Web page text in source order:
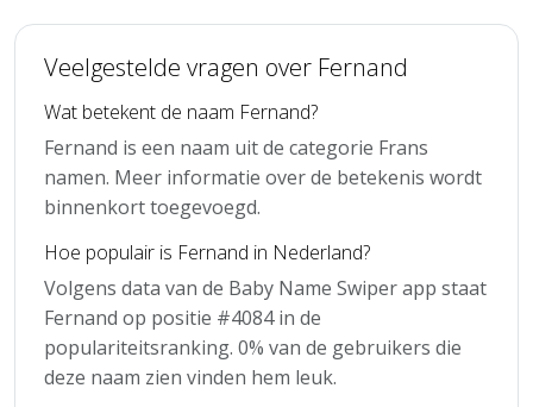
Veelgestelde vragen over Fernand
Wat betekent de naam Fernand?
Fernand is een naam uit de categorie Frans
namen. Meer informatie over de betekenis wordt
binnenkort toegevoegd.
Hoe populair is Fernand in Nederland?
Volgens data van de Baby Name Swiper app staat
Fernand op positie #4084 in de
populariteitsranking. 0% van de gebruikers die
deze naam zien vinden hem leuk.